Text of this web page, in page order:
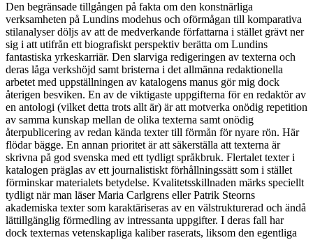
Den begränsade tillgången på fakta om den konstnärliga
verksamheten på Lundins modehus och oförmågan till komparativa
stilanalyser döljs av att de medverkande författarna i stället grävt ner
sig i att utifrån ett biografiskt perspektiv berätta om Lundins
fantastiska yrkeskarriär. Den slarviga redigeringen av texterna och
deras låga verkshöjd samt bristerna i det allmänna redaktionella
arbetet med uppställningen av katalogens manus gör mig dock
återigen besviken. En av de viktigaste uppgifterna för en redaktör av
en antologi (vilket detta trots allt är) är att motverka onödig repetition
av samma kunskap mellan de olika texterna samt onödig
återpublicering av redan kända texter till förmån för nyare rön. Här
flödar bägge. En annan prioritet är att säkerställa att texterna är
skrivna på god svenska med ett tydligt språkbruk. Flertalet texter i
katalogen präglas av ett journalistiskt förhållningssätt som i stället
förminskar materialets betydelse. Kvalitetsskillnaden märks speciellt
tydligt när man läser Maria Carlgrens eller Patrik Steorns
akademiska texter som karaktäriseras av en välstrukturerad och ändå
lättillgänglig förmedling av intressanta uppgifter. I deras fall har
dock texternas vetenskapliga kaliber raserats, liksom den egentliga